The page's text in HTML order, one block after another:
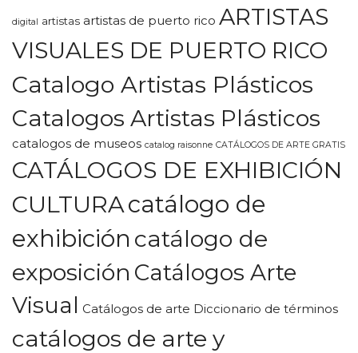
digital artistas artistas de puerto rico ARTISTAS
VISUALES DE PUERTO RICO
Catalogo Artistas Plásticos
Catalogos Artistas Plásticos
catalogos de museos catalog raisonne CATÁLOGOS DE ARTE GRATIS
CATÁLOGOS DE EXHIBICIÓN
CULTURAcatálogo de
exhibición catálogo de
exposición Catálogos Arte
Visual Catálogos de arte Diccionario de términos
catálogos de arte y